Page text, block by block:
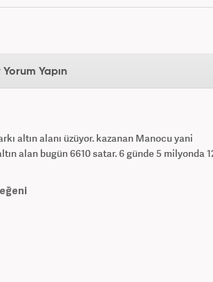
Yorum Yapın
altın alanı üzüyor. kazanan Manocu yani
alan bugün 6610 satar. 6 günde 5 milyonda